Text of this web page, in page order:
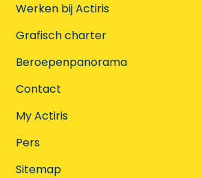
Werken bij Actiris
Grafisch charter
Beroepenpanorama
Contact
My Actiris
Pers
Sitemap